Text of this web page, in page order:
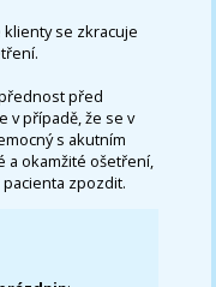
se zkracuje
před
v případě, že se v
s akutním
a okamžité ošetření,
zpozdit.